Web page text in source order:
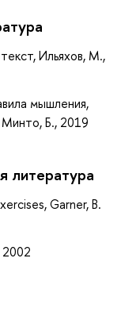
Ильяхов, М.,
мышления,
Минто, Б., 2019
литература
Garner, B.